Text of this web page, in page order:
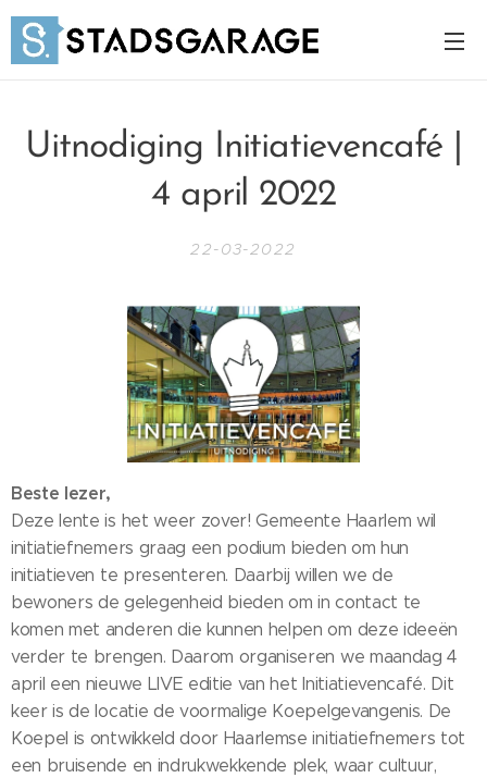
Uitnodiging Initiatievencafé |
4 april 2022
22-03-2022
Beste lezer,
Deze lente is het weer zover! Gemeente Haarlem wil
initiatiefnemers graag een podium bieden om hun
initiatieven te presenteren. Daarbij willen we de
bewoners de gelegenheid bieden om in contact te
komen met anderen die kunnen helpen om deze ideeën
verder te brengen. Daarom organiseren we maandag 4
april een nieuwe LIVE editie van het Initiatievencafé. Dit
keer is de locatie de voormalige Koepelgevangenis. De
Koepel is ontwikkeld door Haarlemse initiatiefnemers tot
een bruisende en indrukwekkende plek, waar cultuur,